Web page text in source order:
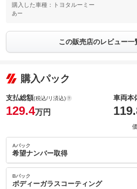
購入した車種：トヨタルーミー
あー
この販売店のレビュー一
購入パック
支払総額(税込/リ済込)
129.4万円
車両本
Aパック
希望ナンバー取得
内：オプシ
ョン価格
(税込)
Bパック
ボディーガラスコーティング